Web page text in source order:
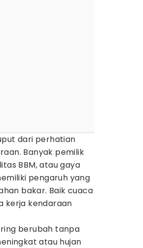
dari perhatian
Banyak pemilik
BBM, atau gaya
pengaruh yang
bakar. Baik cuaca
kerja kendaraan
berubah tanpa
atau hujan